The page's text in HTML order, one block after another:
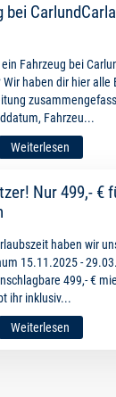
Fahrzeug bei
haben dir hier alle
Fahrzeu...
Weiterlesen
Nur 499,- €
haben wir
15.11.2025 -
499,- €
ihr inklusiv...
Weiterlesen